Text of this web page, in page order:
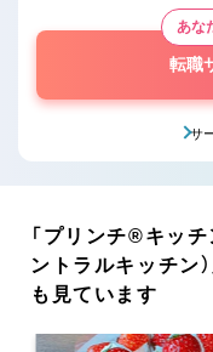
あな
転職
サ
「プリンチ®キッ
ントラルキッチン
も見ています